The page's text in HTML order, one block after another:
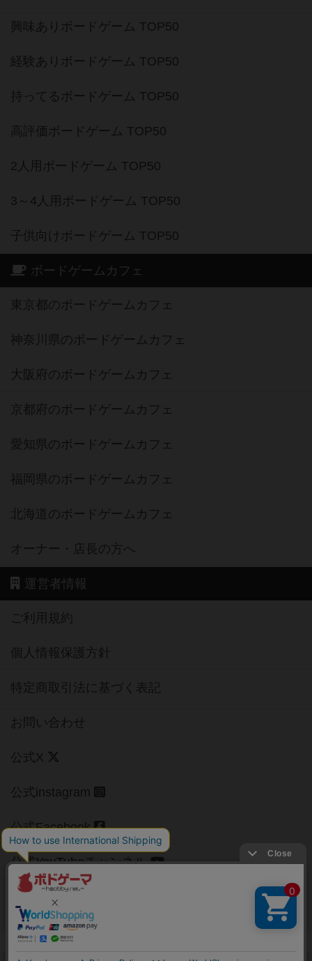
興味ありボードゲーム TOP50
経験ありボードゲーム TOP50
持ってるボードゲーム TOP50
高評価ボードゲーム TOP50
2人用ボードゲーム TOP50
3～4人用ボードゲーム TOP50
子供向けボードゲーム TOP50
ボードゲームカフェ
東京都のボードゲームカフェ
神奈川県のボードゲームカフェ
大阪府のボードゲームカフェ
京都府のボードゲームカフェ
愛知県のボードゲームカフェ
福岡県のボードゲームカフェ
北海道のボードゲームカフェ
オーナー・店長の方へ
運営者情報
ご利用規約
個人情報保護方針
特定商取引法に基づく表記
お問い合わせ
公式X
公式instagram
公式Facebook
公式YouTubeチャンネル